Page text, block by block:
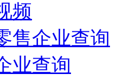
频
售企业查询
业查询